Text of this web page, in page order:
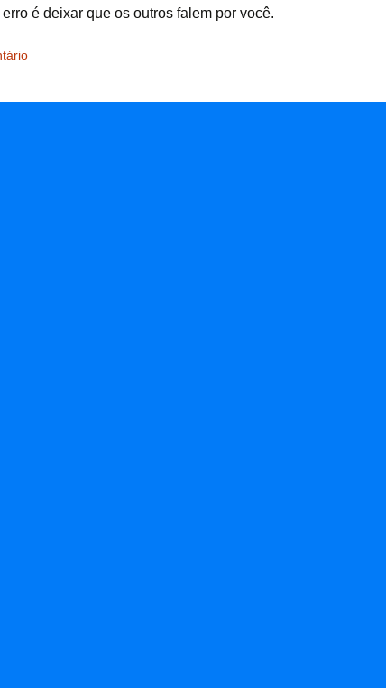
é deixar que os outros falem por você.